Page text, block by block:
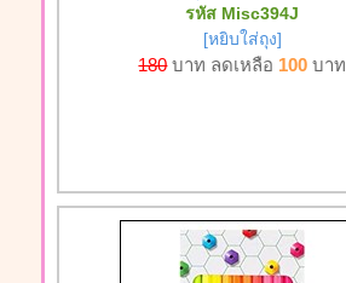
รหัส Misc394J
[หยิบใส่ถุง]
180บาท ลดเหลือ 100 บาท